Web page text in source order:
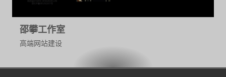
邵攀工作室
高端网站建设